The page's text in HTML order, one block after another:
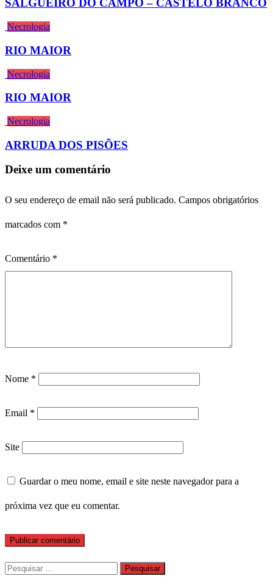
SALGUEIRO DO CAMPO – CASTELO BRANCO
Necrologia
RIO MAIOR
Necrologia
RIO MAIOR
Necrologia
ARRUDA DOS PISÕES
Deixe um comentário
O seu endereço de email não será publicado. Campos obrigatórios
marcados com *
Comentário *
Nome *
Email *
Site
Guardar o meu nome, email e site neste navegador para a
próxima vez que eu comentar.
Pesquisar
por: